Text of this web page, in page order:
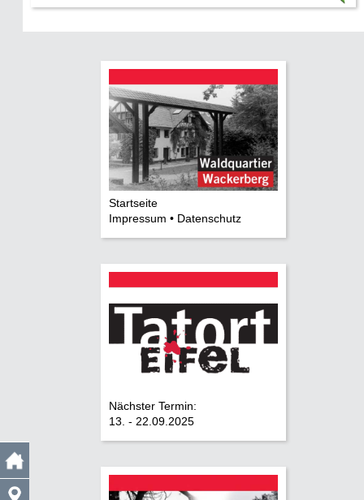
Startseite
Impressum • Datenschutz
Nächster Termin:
13. - 22.09.2025